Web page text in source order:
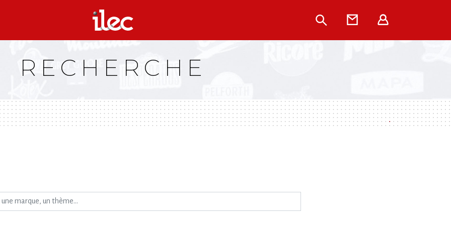
Rechercher
Contact
RECHERCHE